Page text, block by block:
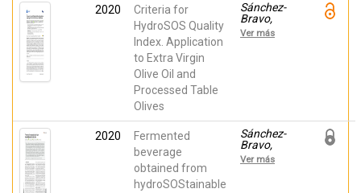
2020
Criteria for
HydroSOS Quality
Index. Application
to Extra Virgin
Olive Oil and
Processed Table
Olives
Sánchez-
Bravo,
Paola;
Collado-
Luis;
Galindo,
Alejandro;
Sendra,
Esther;
Ver más
2020
Fermented
beverage
obtained from
hydroSOStainable
Sánchez-
Bravo,
Paola;
Noguera-
Ver más